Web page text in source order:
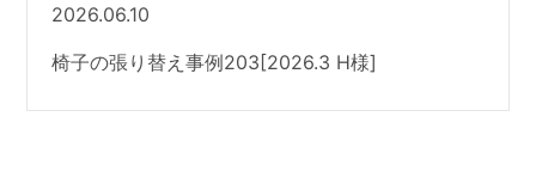
2026.06.10
椅子の張り替え事例203[2026.3 H様]